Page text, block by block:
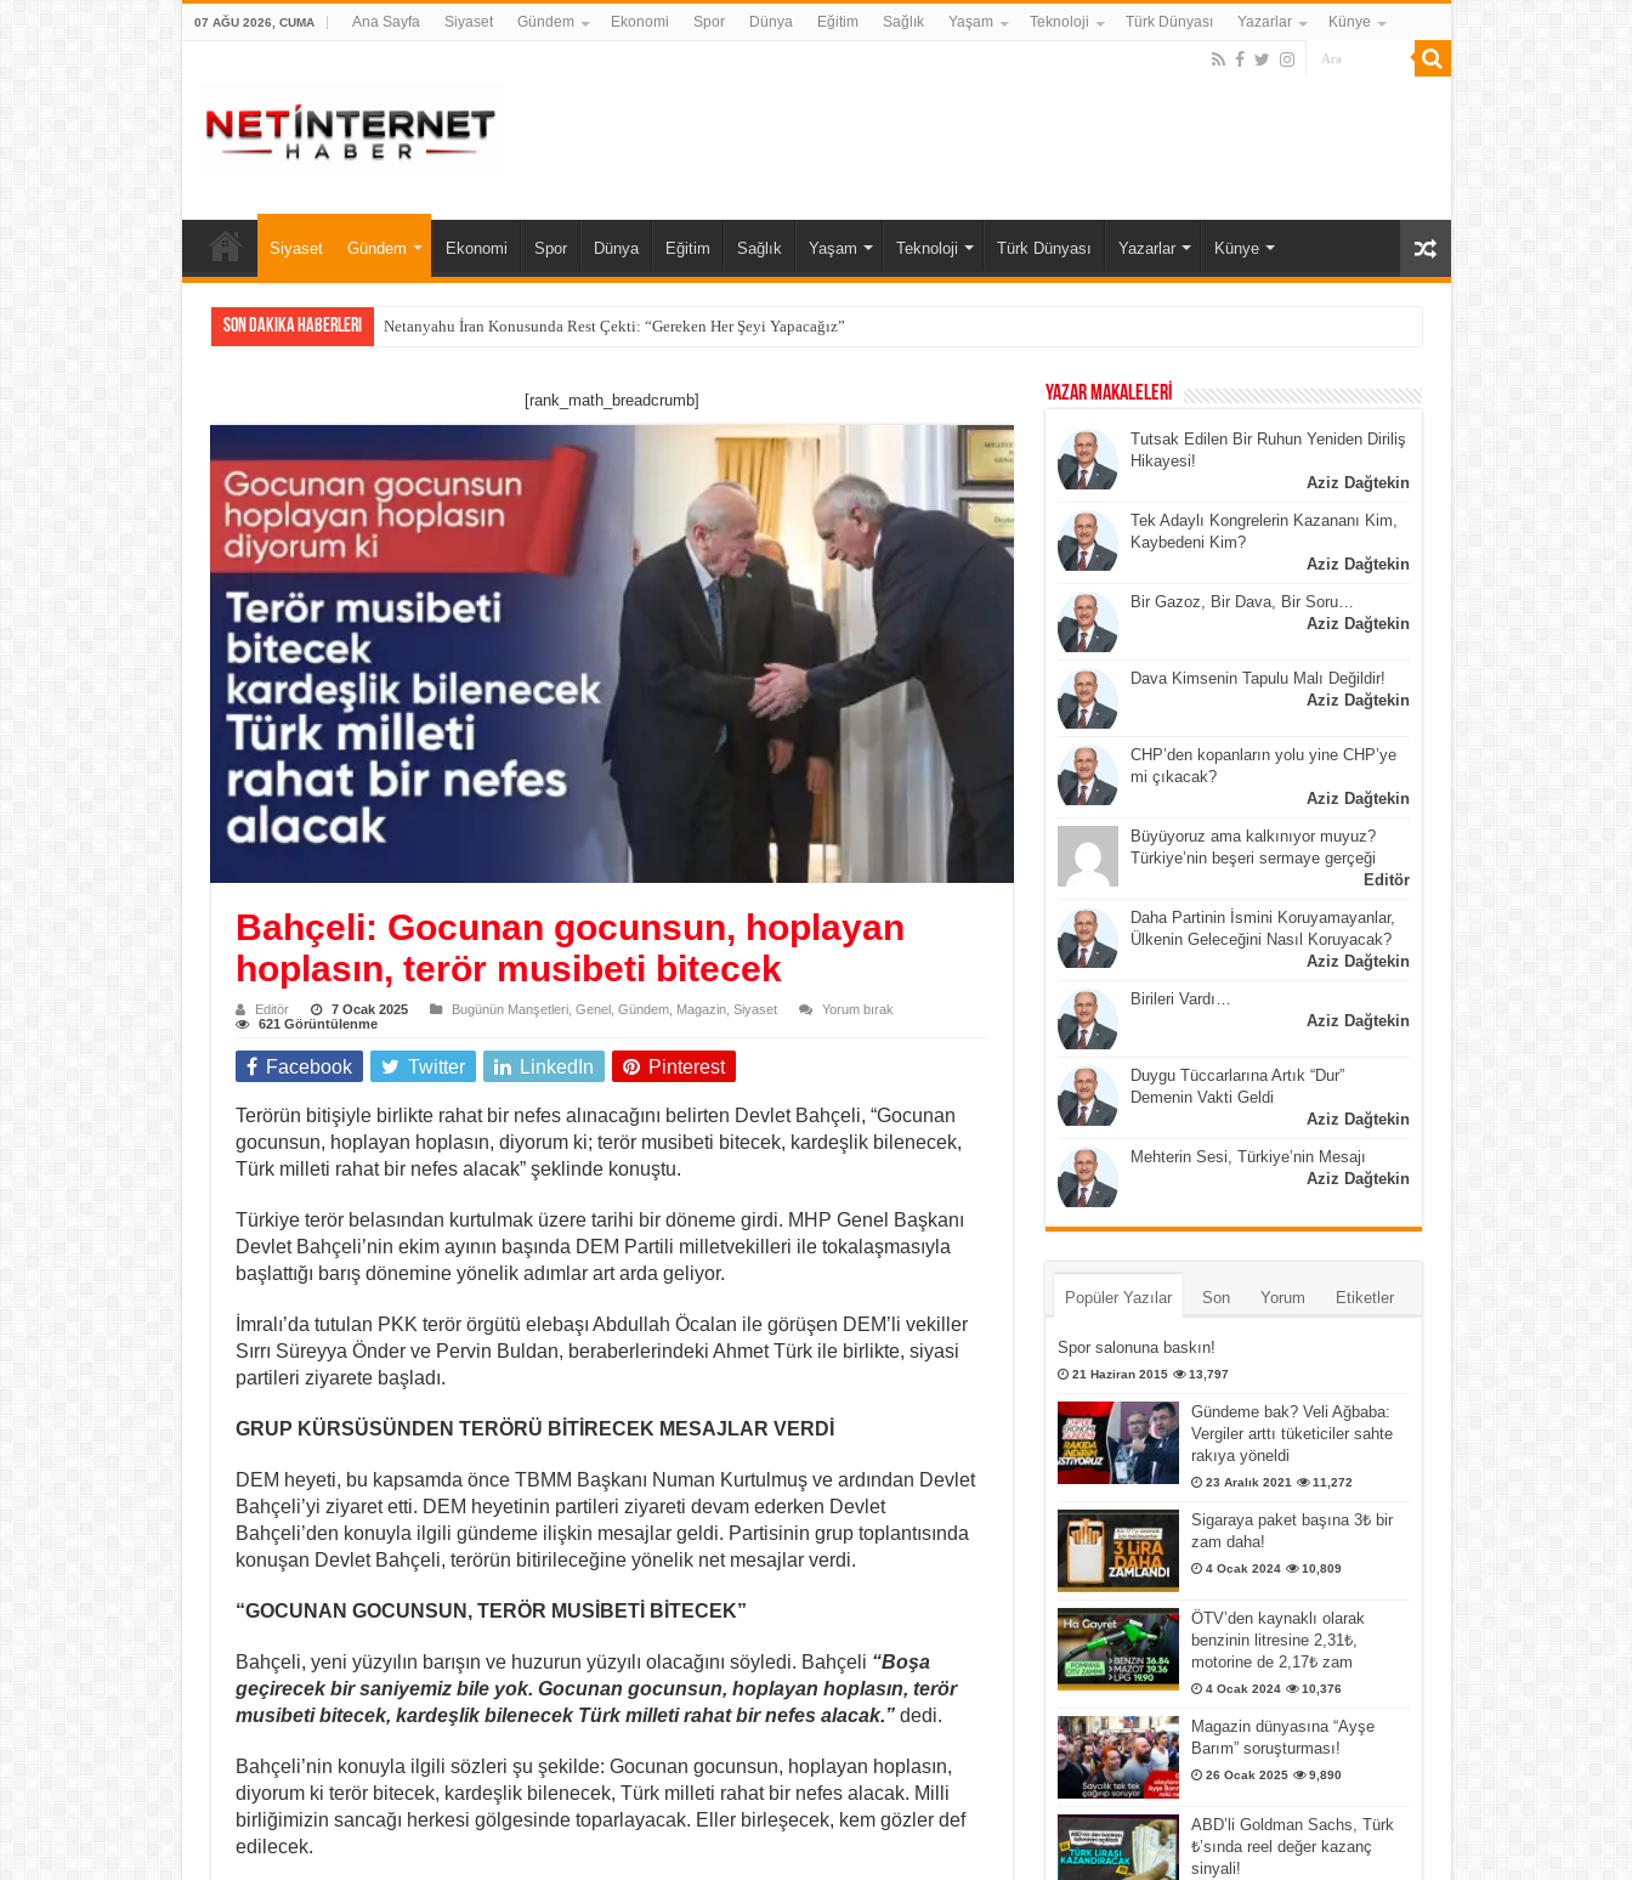
07 AĞU 2026, CUMA Ana Sayfa Siyaset Gündem Ekonomi Spor Dünya Eğitim Sağlık Yaşam Teknoloji Türk Dünyası Yazarlar Künye
Siyaset Gündem Ekonomi Spor Dünya Eğitim Sağlık Yaşam Teknoloji Türk Dünyası Yazarlar Künye
Son Dakika Haberleri Netanyahu İran Konusunda Rest Çekti: “Gereken Her Şeyi Yapacağız”
[rank_math_breadcrumb]
Bahçeli: Gocunan gocunsun, hoplayan
hoplasın, terör musibeti bitecek
Editör 7 Ocak 2025 Bugünün Manşetleri, Genel, Gündem, Magazin, Siyaset
Yorum bırak
621 Görüntülenme
Facebook Twitter LinkedIn Pinterest
Terörün bitişiyle birlikte rahat bir nefes alınacağını belirten Devlet Bahçeli, “Gocunan
gocunsun, hoplayan hoplasın, diyorum ki; terör musibeti bitecek, kardeşlik bilenecek,
Türk milleti rahat bir nefes alacak” şeklinde konuştu.
Türkiye terör belasından kurtulmak üzere tarihi bir döneme girdi. MHP Genel Başkanı
Devlet Bahçeli’nin ekim ayının başında DEM Partili milletvekilleri ile tokalaşmasıyla
başlattığı barış dönemine yönelik adımlar art arda geliyor.
İmralı’da tutulan PKK terör örgütü elebaşı Abdullah Öcalan ile görüşen DEM’li vekiller
Sırrı Süreyya Önder ve Pervin Buldan, beraberlerindeki Ahmet Türk ile birlikte, siyasi
partileri ziyarete başladı.
GRUP KÜRSÜSÜNDEN TERÖRÜ BİTİRECEK MESAJLAR VERDİ
DEM heyeti, bu kapsamda önce TBMM Başkanı Numan Kurtulmuş ve ardından Devlet
Bahçeli’yi ziyaret etti. DEM heyetinin partileri ziyareti devam ederken Devlet
Bahçeli’den konuyla ilgili gündeme ilişkin mesajlar geldi. Partisinin grup toplantısında
konuşan Devlet Bahçeli, terörün bitirileceğine yönelik net mesajlar verdi.
“GOCUNAN GOCUNSUN, TERÖR MUSİBETİ BİTECEK”
Bahçeli, yeni yüzyılın barışın ve huzurun yüzyılı olacağını söyledi. Bahçeli “Boşa
geçirecek bir saniyemiz bile yok. Gocunan gocunsun, hoplayan hoplasın, terör
musibeti bitecek, kardeşlik bilenecek Türk milleti rahat bir nefes alacak.” dedi.
Bahçeli’nin konuyla ilgili sözleri şu şekilde: Gocunan gocunsun, hoplayan hoplasın,
diyorum ki terör bitecek, kardeşlik bilenecek, Türk milleti rahat bir nefes alacak. Milli
birliğimizin sancağı herkesi gölgesinde toparlayacak. Eller birleşecek, kem gözler def
edilecek.
YAZAR MAKALELERİ
Tutsak Edilen Bir Ruhun Yeniden Diriliş
Hikayesi!
Aziz Dağtekin
Tek Adaylı Kongrelerin Kazananı Kim,
Kaybedeni Kim?
Aziz Dağtekin
Bir Gazoz, Bir Dava, Bir Soru…
Aziz Dağtekin
Dava Kimsenin Tapulu Malı Değildir!
Aziz Dağtekin
CHP’den kopanların yolu yine CHP’ye
mi çıkacak?
Aziz Dağtekin
Büyüyoruz ama kalkınıyor muyuz?
Türkiye’nin beşeri sermaye gerçeği
Editör
Daha Partinin İsmini Koruyamayanlar,
Ülkenin Geleceğini Nasıl Koruyacak?
Aziz Dağtekin
Birileri Vardı…
Aziz Dağtekin
Duygu Tüccarlarına Artık “Dur”
Demenin Vakti Geldi
Aziz Dağtekin
Mehterin Sesi, Türkiye’nin Mesajı
Aziz Dağtekin
Popüler Yazılar Son Yorum Etiketler
Spor salonuna baskın!
21 Haziran 2015 13,797
Gündeme bak? Veli Ağbaba:
Vergiler arttı tüketiciler sahte
rakıya yöneldi
23 Aralık 2021 11,272
Sigaraya paket başına 3₺ bir
zam daha!
4 Ocak 2024 10,809
ÖTV’den kaynaklı olarak
benzinin litresine 2,31₺,
motorine de 2,17₺ zam
4 Ocak 2024 10,376
Magazin dünyasına “Ayşe
Barım” soruşturması!
26 Ocak 2025 9,890
ABD’li Goldman Sachs, Türk
₺’sında reel değer kazanç
sinyali!